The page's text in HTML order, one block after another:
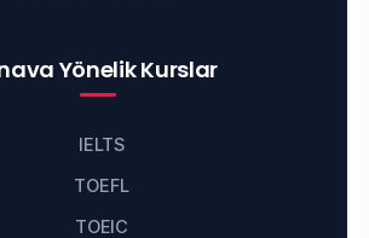
Yönelik Kurslar
IELTS
TOEFL
TOEIC